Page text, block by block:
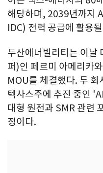
해당하며, 2039년까지
IDC) 전력 공급에 활용
두산에너빌리티는 이날
퍼)인 페르미 아메리카
MOU를 체결했다. 두
텍사스주에 추진 중인
대형 원전과 SMR 관련
정이다.